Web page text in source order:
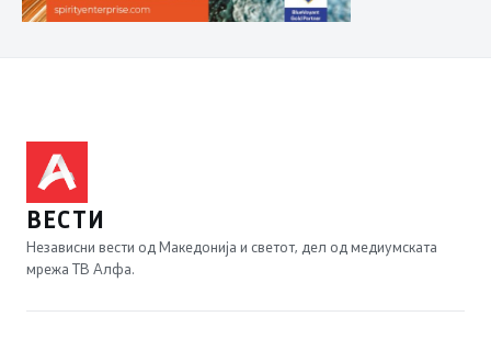
ВЕСТИ
Независни вести од Македонија и светот, дел од медиумската
мрежа ТВ Алфа.